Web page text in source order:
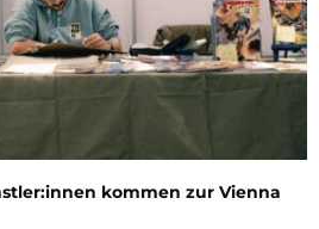
kommen zur Vienna